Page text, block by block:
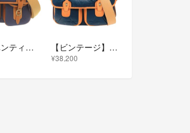
美品 ハンティングワールド バチューサーパス キャリーオール バチュークロス レザー ネイビー ショルダーバッグ 0723【中古】HUNTING WORLD メンズ 【ビンテージ】ハンティングワールド ショルダーバッグ バチューオリジン 紺
¥38,200